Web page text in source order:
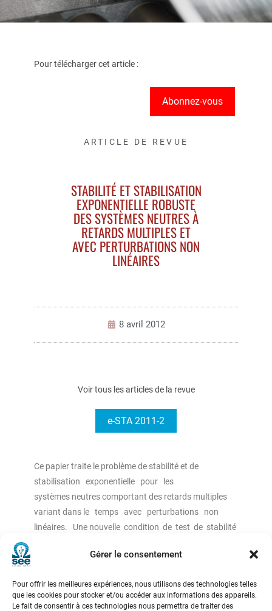
Gérer le consentement
Pour offrir les meilleures expériences, nous utilisons des technologies telles
que les cookies pour stocker et/ou accéder aux informations des appareils.
Le fait de consentir à ces technologies nous permettra de traiter des
Pour télécharger cet article :
Abonnez-vous
ARTICLE DE REVUE
STABILITÉ ET STABILISATION
EXPONENTIELLE ROBUSTE
DES SYSTÈMES NEUTRES À
RETARDS MULTIPLES ET
AVEC PERTURBATIONS NON
LINÉAIRES
8 avril 2012
Voir tous les articles de la revue
e-STA 2011-2
Ce papier traite le problème de stabilité et de
stabilisation exponentielle pour les
systèmes neutres comportant des retards multiples
variant dans le temps avec perturbations non
linéaires. Une nouvelle condition de test de stabilité
dont le but est l’estimation de taux de
garantir la stabilité du système tout en se basant sur
les Inégalités Linéaires